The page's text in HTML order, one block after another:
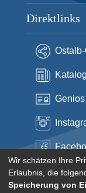
Direktlinks
Genios
Wir schätzen Ihre
Erlaubnis, die
Speicherung von